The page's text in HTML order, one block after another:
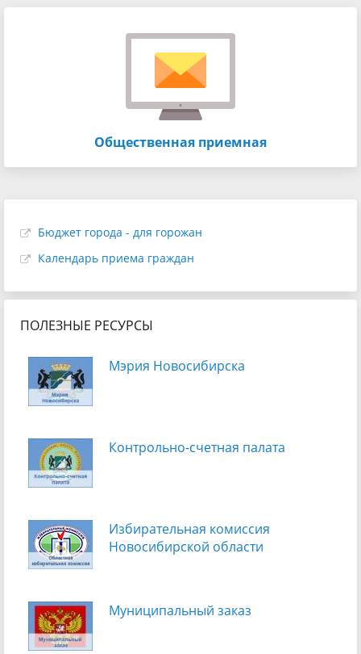
Общественная приемная
Бюджет города - для горожан
Календарь приема граждан
ПОЛЕЗНЫЕ РЕСУРСЫ
Мэрия Новосибирска
Контрольно-счетная палата
Избирательная комиссия
Новосибирской области
Муниципальный заказ